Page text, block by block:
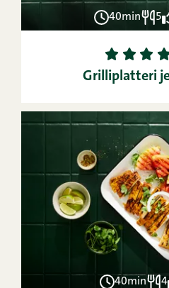
40min 5
1 2 3 4
Grilliplatteri
40min 4